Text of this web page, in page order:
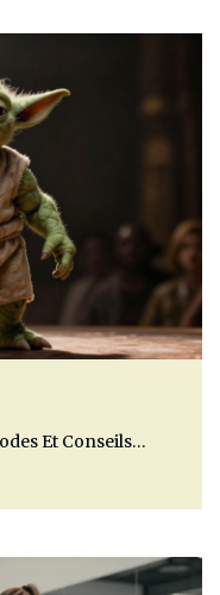
Et Conseils…